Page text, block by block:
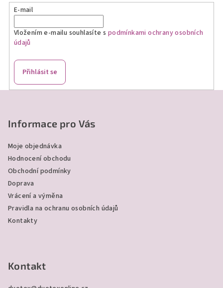
E-mail
Vložením e-mailu souhlasíte s podmínkami ochrany osobních
údajů
Přihlásit se
Informace pro Vás
Moje objednávka
Hodnocení obchodu
Obchodní podmínky
Doprava
Vrácení a výměna
Pravidla na ochranu osobních údajů
Kontakty
Kontakt